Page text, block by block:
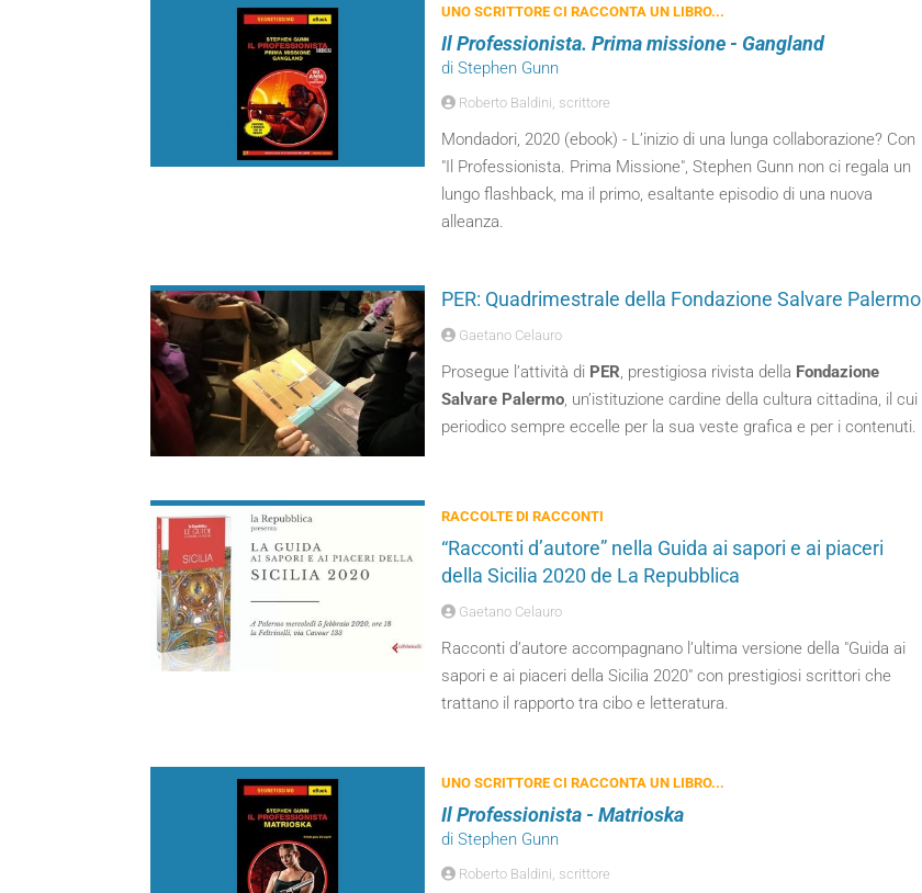
UNO SCRITTORE CI RACCONTA UN LIBRO...
Il Professionista. Prima missione - Gangland
di Stephen Gunn
Roberto Baldini, scrittore
Mondadori, 2020 (ebook) - L’inizio di una lunga collaborazione? Con
"Il Professionista. Prima Missione", Stephen Gunn non ci regala un
lungo flashback, ma il primo, esaltante episodio di una nuova
alleanza.
PER: Quadrimestrale della Fondazione Salvare Palermo
Gaetano Celauro
Prosegue l’attività di PER, prestigiosa rivista della Fondazione
Salvare Palermo, un’istituzione cardine della cultura cittadina, il cui
periodico sempre eccelle per la sua veste grafica e per i contenuti.
RACCOLTE DI RACCONTI
“Racconti d’autore” nella Guida ai sapori e ai piaceri
della Sicilia 2020 de La Repubblica
Gaetano Celauro
Racconti d’autore accompagnano l’ultima versione della "Guida ai
sapori e ai piaceri della Sicilia 2020" con prestigiosi scrittori che
trattano il rapporto tra cibo e letteratura.
UNO SCRITTORE CI RACCONTA UN LIBRO...
Il Professionista - Matrioska
di Stephen Gunn
Roberto Baldini, scrittore